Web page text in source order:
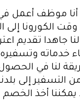
جاهدا
خدماته وتسفيره
لنا في
من التسفير إلى
أخذ